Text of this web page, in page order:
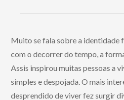
Muito se fala sobre a identidade
com o decorrer do tempo, a
Assis inspirou muitas pessoas a
simples e despojada. O mais
desprendido de viver fez surgir